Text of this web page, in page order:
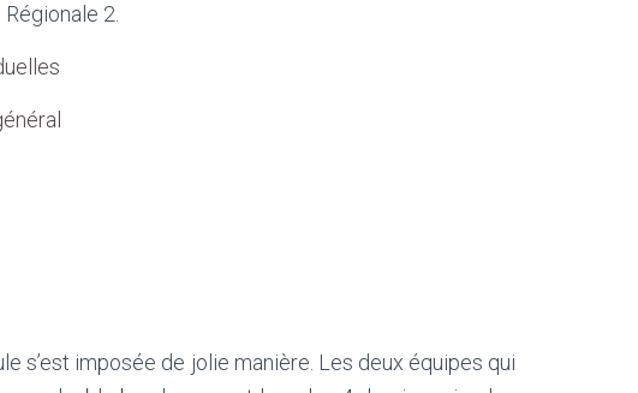
2.
s’est imposée de jolie manière. Les deux équipes qui